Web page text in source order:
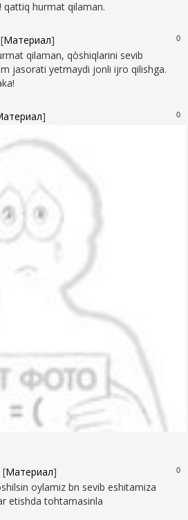
qattiq hurmat qilaman.
0
[Материал]
qilaman, qòshiqlarini sevib
jasorati yetmaydi jonli ijro qilishga.
0
]
0
[Материал]
oylamiz bn sevib eshitamiza
etishda tohtamasinla